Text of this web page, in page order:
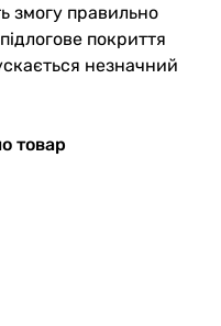
змогу правильно
покриття
незначний
товар